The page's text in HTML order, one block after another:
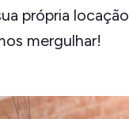
própria locação
mergulhar!